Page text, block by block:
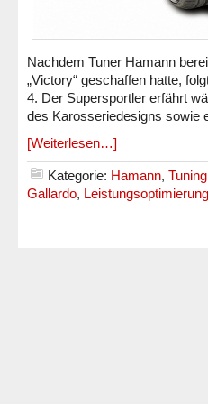
Nachdem Tuner Hamann
„Victory“ geschaffen hatte,
4. Der Supersportler erfährt
des Karosseriedesigns sowie
[Weiterlesen…]
Kategorie: Hamann, Tuning
Gallardo, Leistungsoptimierung